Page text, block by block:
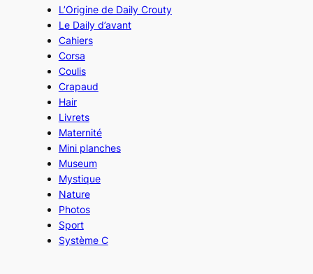
L’Origine de Daily Crouty
Le Daily d’avant
Cahiers
Corsa
Coulis
Crapaud
Hair
Livrets
Maternité
Mini planches
Museum
Mystique
Nature
Photos
Sport
Système C